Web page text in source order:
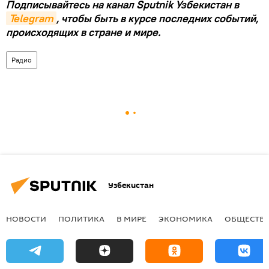
Подписывайтесь на канал Sputnik Узбекистан в
Telegram , чтобы быть в курсе последних событий,
происходящих в стране и мире.
Радио
Узбекистан
НОВОСТИ ПОЛИТИКА В МИРЕ ЭКОНОМИКА